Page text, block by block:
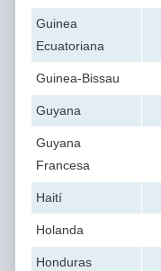
Guinea
Ecuatoriana
Guinea-Bissau
Guyana
Guyana
Francesa
Haití
Holanda
Honduras